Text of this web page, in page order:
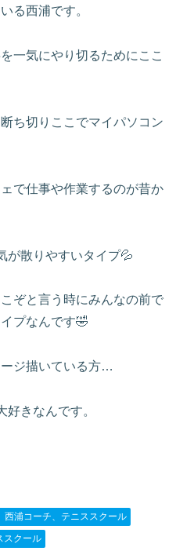
る西浦です。
一気にやり切るためにここ
ち切りここでマイパソコン
で仕事や作業するのが昔か
が散りやすいタイプ💦
ぞと言う時にみんなの前で
プなんです🤣
ジ描いている方…
きなんです。
西浦コーチ、テニススクール
スクール